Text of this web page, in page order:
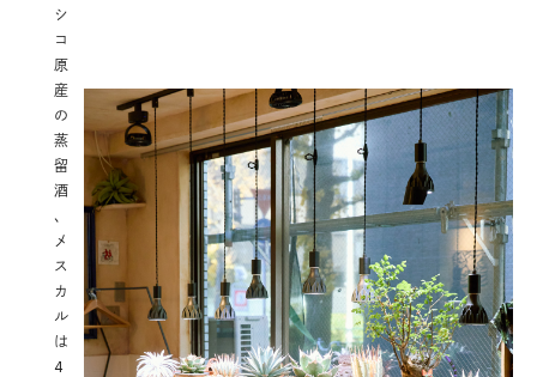
シ
コ
原
産
の
蒸
留
酒
、
メ
ス
カ
ル
は
4